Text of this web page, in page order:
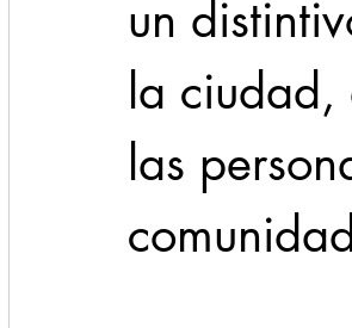
un
la
las